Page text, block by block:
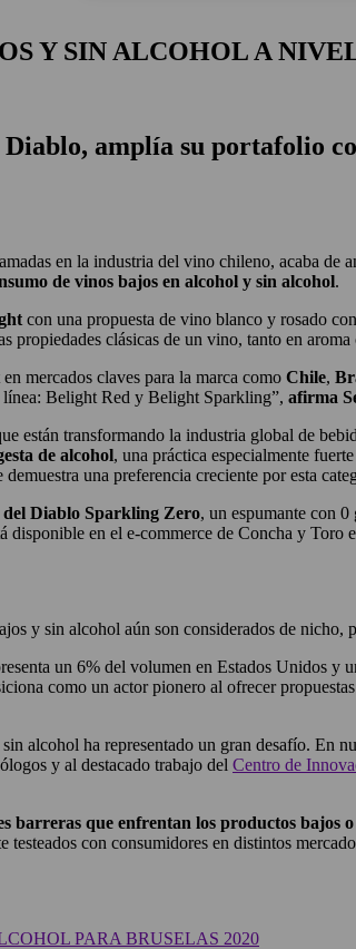
Y SIN ALCOHOL A
amplía su portafolio
en la industria del vino chileno, acaba
de vinos bajos en alcohol y sin alcohol.
con una propuesta de vino blanco y rosado con
propiedades clásicas de un vino, tanto en aroma
mercados claves para la marca como Chile,
línea: Belight Red y Belight Sparkling”, afirma
están transformando la industria global de
de alcohol, una práctica especialmente
una preferencia creciente por esta
del Diablo Sparkling Zero, un espumante con
disponible en el e-commerce de Concha y
y sin alcohol aún son considerados de
un 6% del volumen en Estados Unidos y
como un actor pionero al ofrecer
alcohol ha representado un gran desafío.
y al destacado trabajo del Centro de
barreras que enfrentan los productos bajos
con consumidores en distintos
PARA BRUSELAS 2020